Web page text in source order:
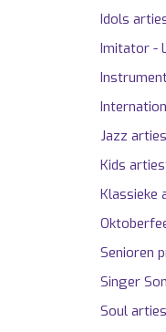
Idols
Imitator -
Jazz
Kids
Klassieke
Senioren
Singer
Soul